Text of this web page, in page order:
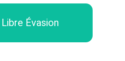
Évasion